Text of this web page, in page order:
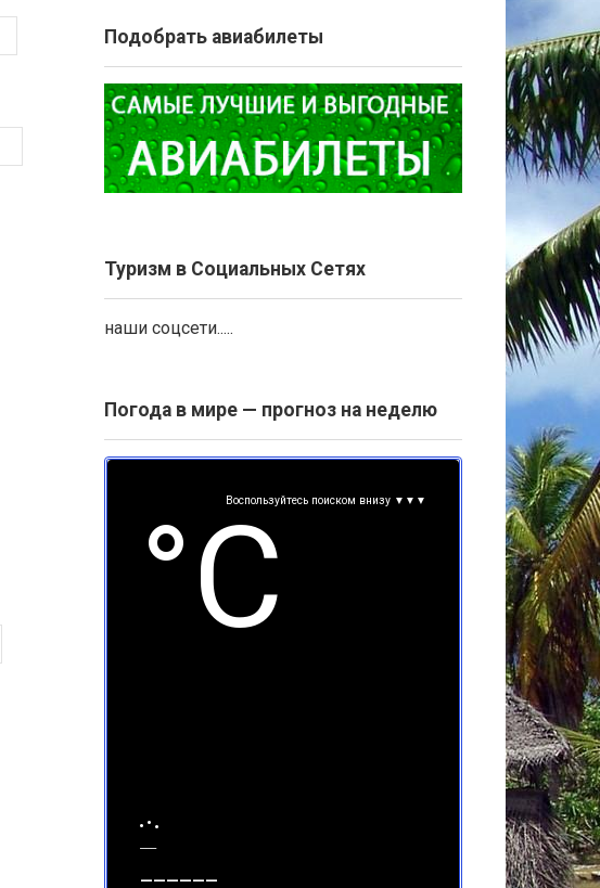
Подобрать авиабилеты
Туризм в Социальных Сетях
наши соцсети.....
Погода в мире — прогноз на неделю
Воспользуйтесь поиском внизу ▼▼▼
°С